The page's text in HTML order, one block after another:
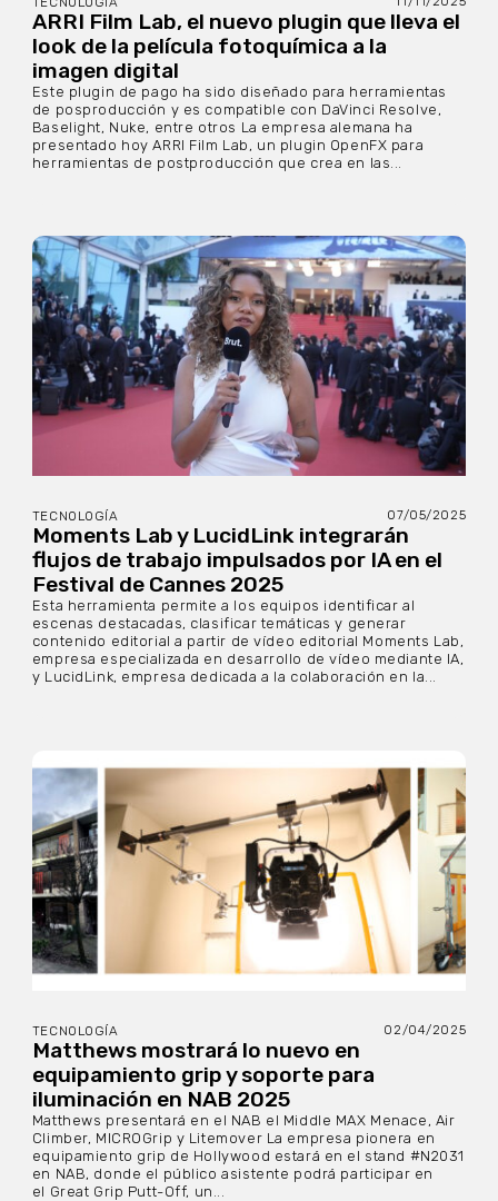
ARRI Film Lab, el nuevo plugin que lleva el
look de la película fotoquímica a la
imagen digital
Este plugin de pago ha sido diseñado para herramientas
de posproducción y es compatible con DaVinci Resolve,
Baselight, Nuke, entre otros La empresa alemana ha
presentado hoy ARRI Film Lab, un plugin OpenFX para
herramientas de postproducción que crea en las...
TECNOLOGÍA 07/05/2025
Moments Lab y LucidLink integrarán
flujos de trabajo impulsados por IA en el
Festival de Cannes 2025
Esta herramienta permite a los equipos identificar al
escenas destacadas, clasificar temáticas y generar
contenido editorial a partir de vídeo editorial Moments Lab,
empresa especializada en desarrollo de vídeo mediante IA,
y LucidLink, empresa dedicada a la colaboración en la...
TECNOLOGÍA 02/04/2025
Matthews mostrará lo nuevo en
equipamiento grip y soporte para
iluminación en NAB 2025
Matthews presentará en el NAB el Middle MAX Menace, Air
Climber, MICROGrip y Litemover La empresa pionera en
equipamiento grip de Hollywood estará en el stand #N2031
en NAB, donde el público asistente podrá participar en
el Great Grip Putt-Off, un...